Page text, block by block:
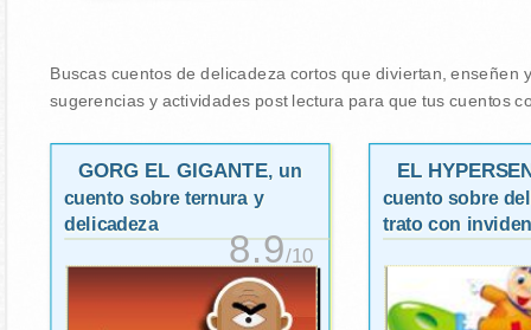
Buscas cuentos de delicadeza cortos que diviertan, enseñen
sugerencias y actividades post lectura para que tus cuentos
GORG EL GIGANTE, un
cuento sobre ternura y
delicadeza
8.9/10
EL
cuento sobre
trato con